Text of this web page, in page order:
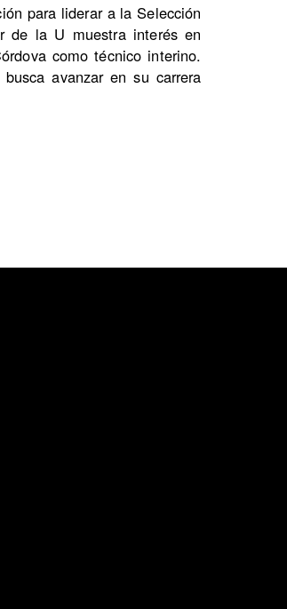
para liderar a la Selección
de la U muestra interés en
como técnico interino.
avanzar en su carrera